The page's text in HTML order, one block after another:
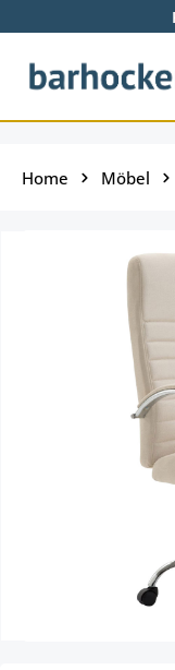
Zum Hauptinhalt
Home Möbel